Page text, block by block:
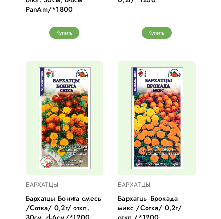
PanAm/*1800
Купить Купить
БАРХАТЦЫ
Бархатцы Бонита смесь
/Сотка/ 0,2г/ откл.
30см, d-6см/*1200
БАРХАТЦЫ
Бархатцы Брокада
микс /Сотка/ 0,2г/
откл./*1200